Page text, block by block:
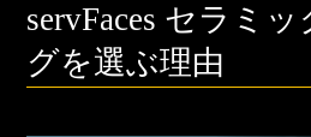
servFaces セラミ
グを選ぶ理由